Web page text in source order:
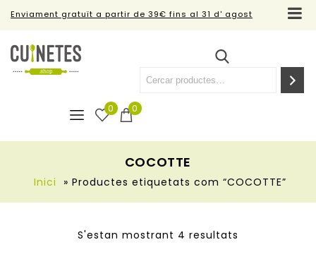
Enviament gratuït a partir de 39€ fins al 31 d' agost
0
0
COCOTTE
Inici » Productes etiquetats com “COCOTTE”
S'estan mostrant 4 resultats